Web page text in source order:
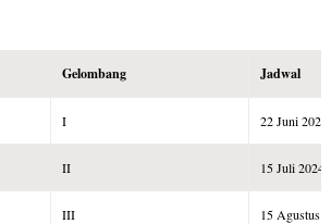
Gelombang Jadwal
I 22 Juni 2024
II 15 Juli 2024
III 15 Agustus